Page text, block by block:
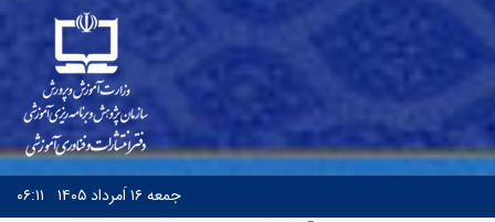
جمعه۱۶ اَمرداد ۱۴۰۵ ۰۶:۱۱